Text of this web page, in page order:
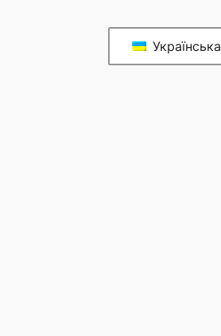
Українська